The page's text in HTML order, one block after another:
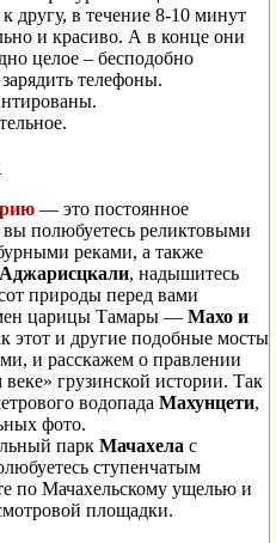
другу, в течение 8-10 минут
и красиво. А в конце они
целое – бесподобно
телефоны.
— это постоянное
полюбуетесь реликтовыми
реками, а также
, надышитесь
природы перед вами
царицы Тамары — Махо и
этот и другие подобные мосты
и расскажем о правлении
грузинской истории. Так
водопада Махунцети,
фото.
парк Мачахела с
ступенчатым
по Мачахельскому ущелью и
площадки.